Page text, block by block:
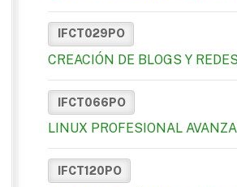
IFCT029PO
CREACIÓN DE BLOGS Y
IFCT066PO
LINUX PROFESIONAL
IFCT120PO